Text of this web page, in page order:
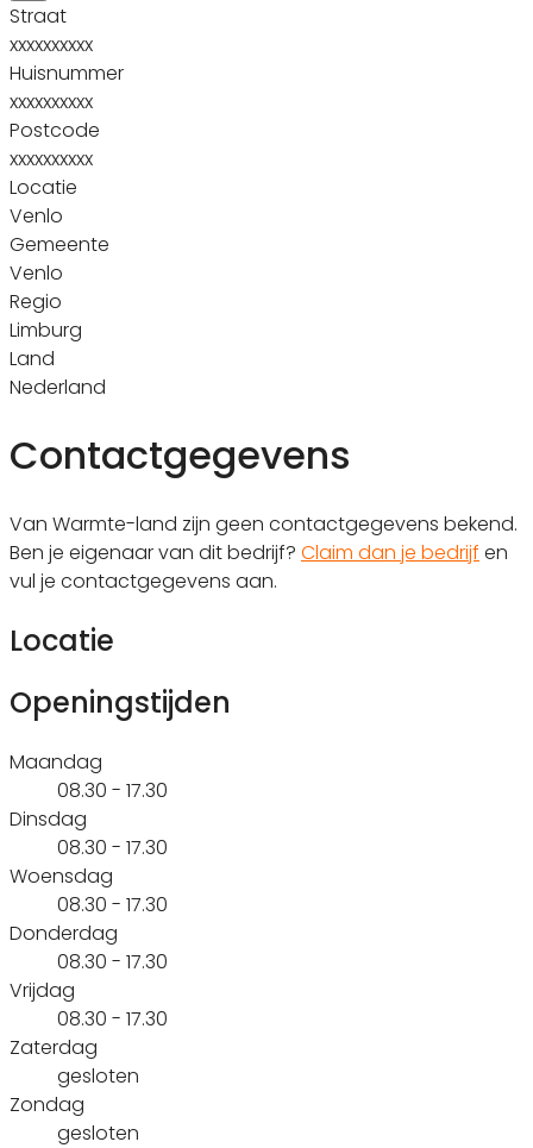
Straat
xxxxxxxxxx
Huisnummer
xxxxxxxxxx
Postcode
xxxxxxxxxx
Locatie
Venlo
Gemeente
Venlo
Regio
Limburg
Land
Nederland
Contactgegevens
Van Warmte-land zijn geen contactgegevens bekend.
Ben je eigenaar van dit bedrijf? Claim dan je bedrijf en
vul je contactgegevens aan.
Locatie
Openingstijden
Maandag
08.30 - 17.30
Dinsdag
08.30 - 17.30
Woensdag
08.30 - 17.30
Donderdag
08.30 - 17.30
Vrijdag
08.30 - 17.30
Zaterdag
gesloten
Zondag
gesloten